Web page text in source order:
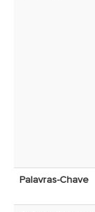
Palavras-Chave